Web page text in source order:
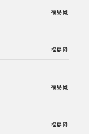
福島 剛
福島 剛
福島 剛
福島 剛